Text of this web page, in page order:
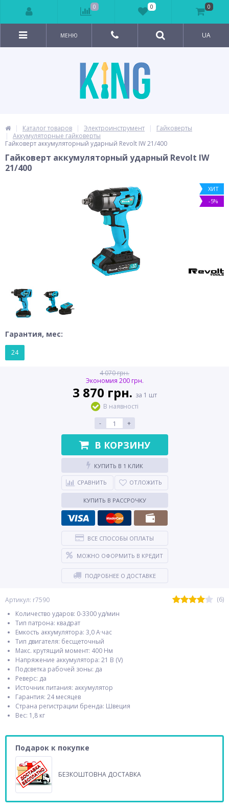
МЕНЮ UA
Каталог товаров Электроинструмент
Гайковерты
Аккумуляторные гайковерты
Гайковерт аккумуляторный ударный Revolt IW 21/400
Гайковерт аккумуляторный ударный Revolt IW
21/400
ХИТ
-5%
Артикул: r7590
(6)
Количество ударов: 0-3300 уд/мин
Тип патрона: квадрат
Емкость аккумулятора: 3,0 А·час
Тип двигателя: бесщеточный
Макс. крутящий момент: 400 Нм
Напряжение аккумулятора: 21 В (V)
Подсветка рабочей зоны: да
Реверс: да
Источник питания: аккумулятор
Гарантия: 24 месяцев
Страна регистрации бренда: Швеция
Вес: 1,8 кг
Подарок к покупке
БЕЗКОШТОВНА ДОСТАВКА
Гарантия, мес:
24
4 070 грн.
Экономия 200 грн.
3 870 грн. за 1 шт
В наявності
-
+
В КОРЗИНУ
КУПИТЬ В 1 КЛИК
СРАВНИТЬ ОТЛОЖИТЬ
КУПИТЬ В РАССРОЧКУ
ВСЕ СПОСОБЫ ОПЛАТЫ
МОЖНО ОФОРМИТЬ В КРЕДИТ
ПОДРОБНЕЕ О ДОСТАВКЕ
0 0 0